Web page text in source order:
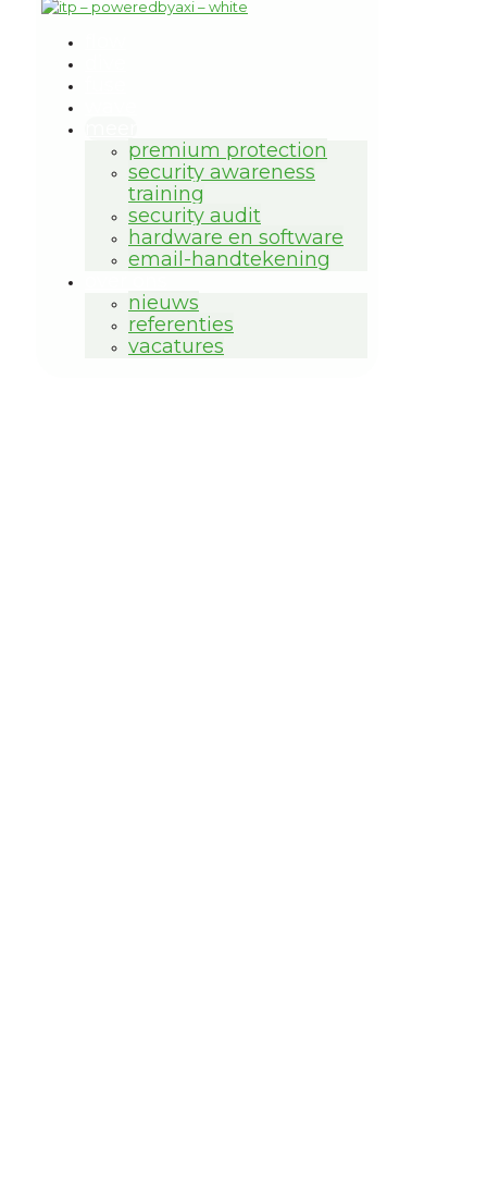
premium protection
security awareness
training
security audit
hardware en software
email-handtekening
nieuws
referenties
vacatures